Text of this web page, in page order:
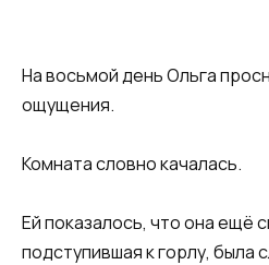
На восьмой день Ольга
ощущения.
Комната словно качалась.
Ей показалось, что она ещё
подступившая к горлу, была